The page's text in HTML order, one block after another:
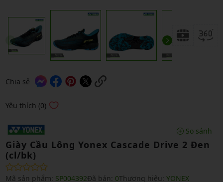
Chia sẻ
Yêu thích (0)
So sánh
Giày Cầu Lông Yonex Cascade Drive 2 Đen
(cl/bk)
Mã sản phẩm: SP004392Đã bán: 0Thương hiệu: YONEX